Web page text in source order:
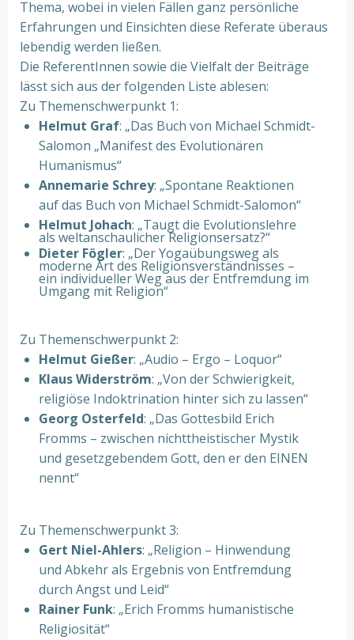
Thema, wobei in vielen Fällen ganz persönliche
Erfahrungen und Einsichten diese Referate überaus
lebendig werden ließen.
Die ReferentInnen sowie die Vielfalt der Beiträge
lässt sich aus der folgenden Liste ablesen:
Zu Themenschwerpunkt 1:
Helmut Graf: „Das Buch von Michael Schmidt-
Salomon „Manifest des Evolutionären
Humanismus“
Annemarie Schrey: „Spontane Reaktionen
auf das Buch von Michael Schmidt-Salomon“
Helmut Johach: „Taugt die Evolutionslehre
als weltanschaulicher Religionsersatz?“
Dieter Fögler: „Der Yogaübungsweg als
moderne Art des Religionsverständnisses –
ein individueller Weg aus der Entfremdung im
Umgang mit Religion“
Zu Themenschwerpunkt 2:
Helmut Gießer: „Audio – Ergo – Loquor“
Klaus Widerström: „Von der Schwierigkeit,
religiöse Indoktrination hinter sich zu lassen“
Georg Osterfeld: „Das Gottesbild Erich
Fromms – zwischen nichttheistischer Mystik
und gesetzgebendem Gott, den er den EINEN
nennt“
Zu Themenschwerpunkt 3:
Gert Niel-Ahlers: „Religion – Hinwendung
und Abkehr als Ergebnis von Entfremdung
durch Angst und Leid“
Rainer Funk: „Erich Fromms humanistische
Religiosität“